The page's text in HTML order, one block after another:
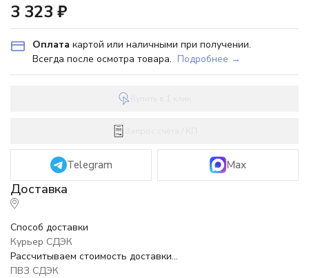
3 323 ₽
Оплата картой или наличными при получении.
Всегда после осмотра товара. Подробнее →
Telegram Max
Способ доставки
Курьер СДЭК
Рассчитываем стоимость доставки...
ПВЗ СДЭК